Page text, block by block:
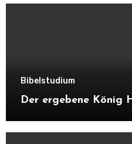
Bibelstudium
Der ergebene König